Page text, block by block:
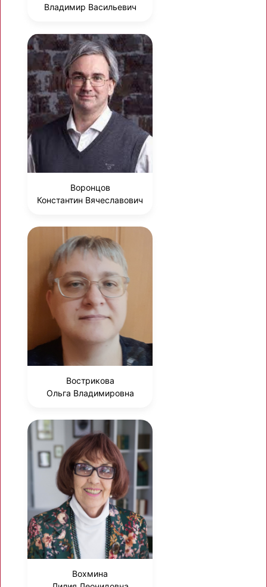
Владимир Васильевич
Воронцов
Константин Вячеславович
Вострикова
Ольга Владимировна
Вохмина